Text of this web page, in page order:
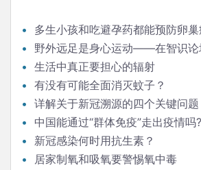
多生小孩和吃避孕药都能预防卵
野外远足是身心运动——在智识论
发言生活中真正要担心的辐射
有没有可能全面消灭蚊子？
详解关于新冠溯源的四个关键问题
中国能通过“群体免疫”走出疫情吗?
新冠感染何时用抗生素？
居家制氧和吸氧要警惕氧中毒